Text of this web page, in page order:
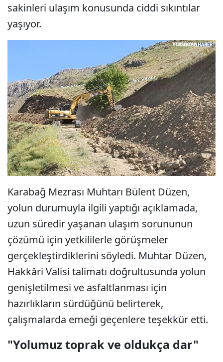
sakinleri ulaşım konusunda ciddi sıkıntılar
yaşıyor.
Karabağ Mezrası Muhtarı Bülent Düzen,
yolun durumuyla ilgili yaptığı açıklamada,
uzun süredir yaşanan ulaşım sorununun
çözümü için yetkililerle görüşmeler
gerçekleştirdiklerini söyledi. Muhtar Düzen,
Hakkâri Valisi talimatı doğrultusunda yolun
genişletilmesi ve asfaltlanması için
hazırlıkların sürdüğünü belirterek,
çalışmalarda emeği geçenlere teşekkür etti.
"Yolumuz toprak ve oldukça dar"